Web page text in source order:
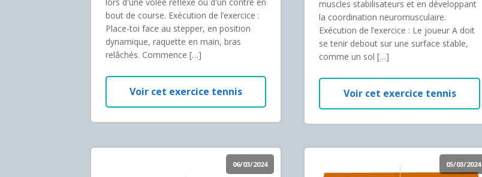
bout de course. Exécution de l’exercice :
Place-toi face au stepper, en position
dynamique, raquette en main, bras
relâchés. Commence […]
Voir cet exercice tennis
muscles stabilisateurs et en développant
la coordination neuromusculaire.
Exécution de l’exercice : Le joueur A doit
se tenir debout sur une surface stable,
comme un sol […]
Voir cet exercice tennis
06/03/2024 05/03/2024